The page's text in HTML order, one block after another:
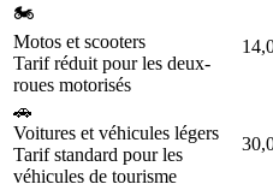
🏍️
Motos et scooters
Tarif réduit pour les deux-
roues motorisés
🚗
Voitures et véhicules légers
Tarif standard pour les
véhicules de tourisme